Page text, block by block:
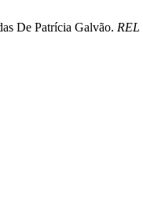
De Patrícia Galvão. REL